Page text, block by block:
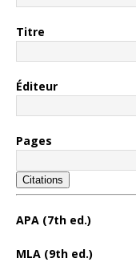
Titre
Éditeur
Pages
Citations
APA (7th ed.)
MLA (9th ed.)